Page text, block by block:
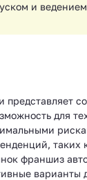
и
для
таких
франшиз
варианты